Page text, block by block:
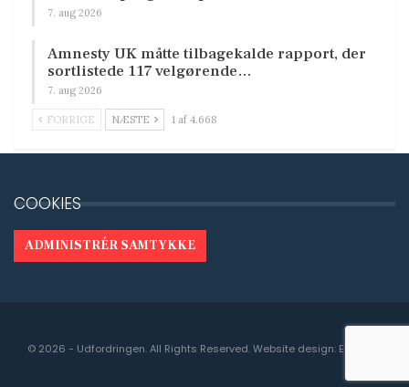
7. aug 2026
Amnesty UK måtte tilbagekalde rapport, der
sortlistede 117 velgørende…
7. aug 2026
FORRIGE NÆSTE 1 af 4.668
COOKIES
ADMINISTRÉR SAMTYKKE
© 2026 - Udfordringen. All Rights Reserved.Website design: Engedal